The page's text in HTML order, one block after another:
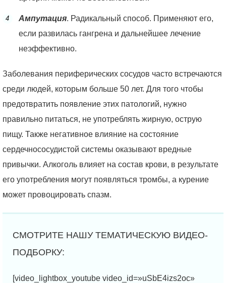
Ампутация. Радикальный способ. Применяют его,
если развилась гангрена и дальнейшее лечение
неэффективно.
Заболевания периферических сосудов часто встречаются
среди людей, которым больше 50 лет. Для того чтобы
предотвратить появление этих патологий, нужно
правильно питаться, не употреблять жирную, острую
пищу. Также негативное влияние на состояние
сердечнососудистой системы оказывают вредные
привычки. Алкоголь влияет на состав крови, в результате
его употребления могут появляться тромбы, а курение
может провоцировать спазм.
[video_lightbox_youtube video_id=»uSbE4izs2oc»